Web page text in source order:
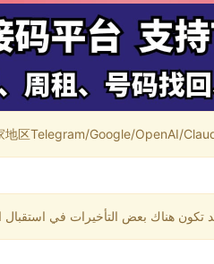
区Telegram/Google/OpenAI/